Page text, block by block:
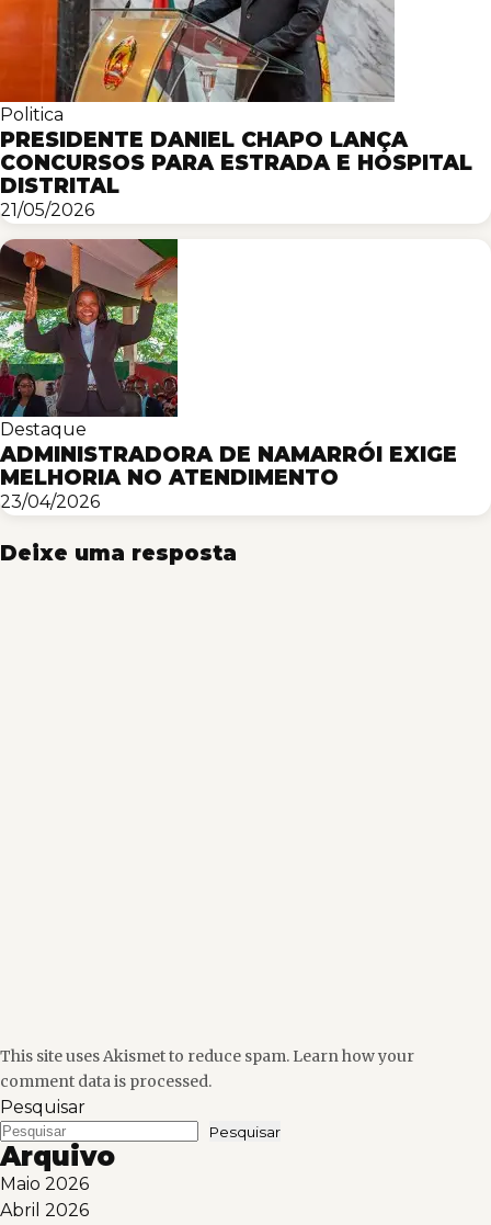
Politica
PRESIDENTE DANIEL CHAPO LANÇA
CONCURSOS PARA ESTRADA E HOSPITAL
DISTRITAL
21/05/2026
Destaque
ADMINISTRADORA DE NAMARRÓI EXIGE
MELHORIA NO ATENDIMENTO
23/04/2026
Deixe uma resposta
This site uses Akismet to reduce spam. Learn how your
comment data is processed.
Pesquisar
Pesquisar
Arquivo
Maio 2026
Abril 2026